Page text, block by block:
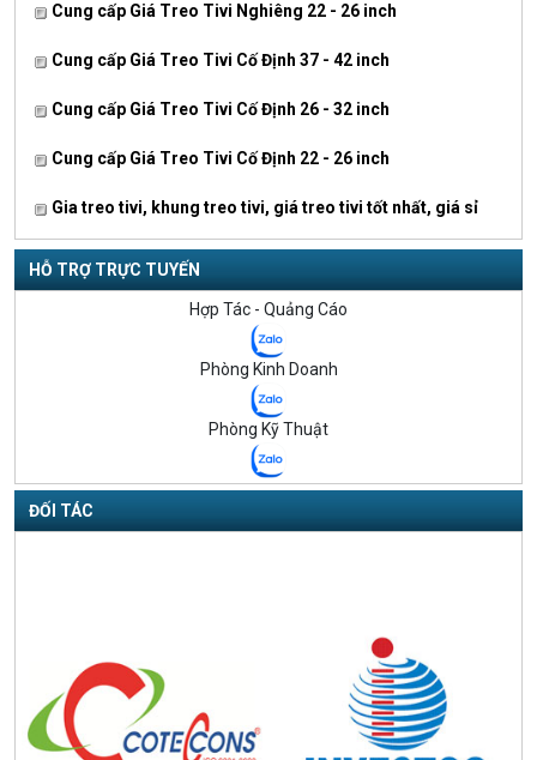
HỖ TRỢ TRỰC TUYẾN
Hợp Tác - Quảng Cáo
Phòng Kinh Doanh
Phòng Kỹ Thuật
ĐỐI TÁC
Cung cấp Giá Treo Tivi Nghiêng 22 - 26 inch
Cung cấp Giá Treo Tivi Cố Định 37 - 42 inch
Cung cấp Giá Treo Tivi Cố Định 26 - 32 inch
Cung cấp Giá Treo Tivi Cố Định 22 - 26 inch
Gia treo tivi, khung treo tivi, giá treo tivi tốt nhất, giá sỉ